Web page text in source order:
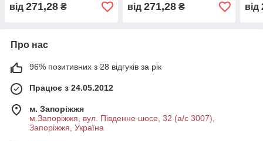
від 271,28 ₴ від 271,28₴ від
Про нас
96% позитивних з 28 відгуків за рік
Працює з 24.05.2012
м. Запоріжжя
м.Запоріжжя, вул. Південне шосе, 32 (а/с 3007),
Запоріжжя, Україна